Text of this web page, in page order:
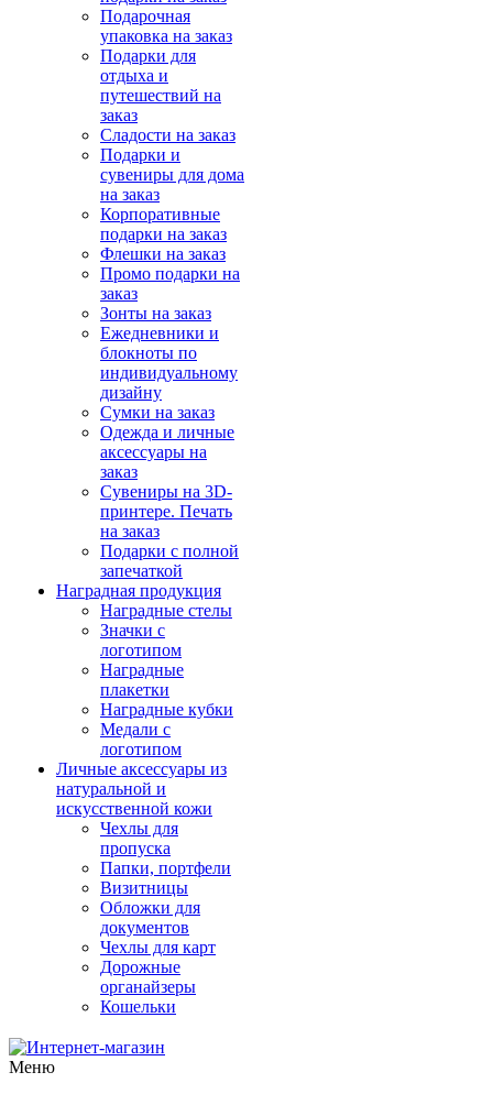
Подарочная
упаковка на заказ
Подарки для
отдыха и
путешествий на
заказ
Сладости на заказ
Подарки и
сувениры для дома
на заказ
Корпоративные
подарки на заказ
Флешки на заказ
Промо подарки на
заказ
Зонты на заказ
Ежедневники и
блокноты по
индивидуальному
дизайну
Сумки на заказ
Одежда и личные
аксессуары на
заказ
Сувениры на 3D-
принтере. Печать
на заказ
Подарки с полной
запечаткой
Наградная продукция
Наградные стелы
Значки с
логотипом
Наградные
плакетки
Наградные кубки
Медали с
логотипом
Личные аксессуары из
натуральной и
искусственной кожи
Чехлы для
пропуска
Папки, портфели
Визитницы
Обложки для
документов
Чехлы для карт
Дорожные
органайзеры
Кошельки
Меню